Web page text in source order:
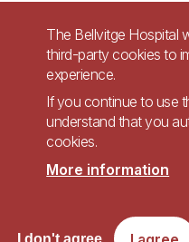
Pie
página
Accessibility
Accessible website in accordance
7, on accessibility of websites
The Bellvitge Hospital
third-party cookies to
experience.
If you continue to use
understand that you
cookies.
More information
I don't agree